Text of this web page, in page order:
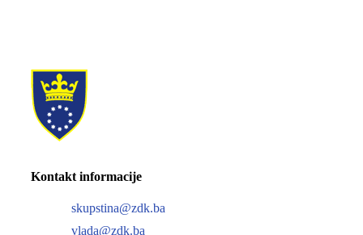
Kontakt informacije
skupstina@zdk.ba
vlada@zdk.ba